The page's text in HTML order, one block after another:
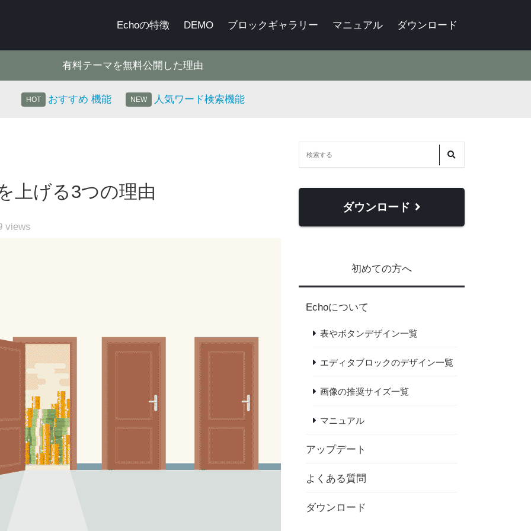
Echoの特徴 DEMO ブロックギャラリー マニュアル ダウンロード
有料テーマを無料公開した理由
おすすめ 機能 人気ワード検索機能
上げる3つの理由
views
ダウンロード
初めての方へ
Echoについて
表やボタンデザイン一覧
エディタブロックのデザイン一覧
画像の推奨サイズ一覧
マニュアル
アップデート
よくある質問
ダウンロード